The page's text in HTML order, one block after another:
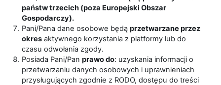
państw trzecich (poza Europejski Obszar
Gospodarczy).
Pani/Pana dane osobowe będąprzetwarzane przez
okres aktywnego korzystania z platformy lub do
czasu odwołania zgody.
Posiada Pani/Panprawo do: uzyskania informacji o
przetwarzaniu danych osobowych i uprawnieniach
przysługujących zgodnie z RODO, dostępu do treści